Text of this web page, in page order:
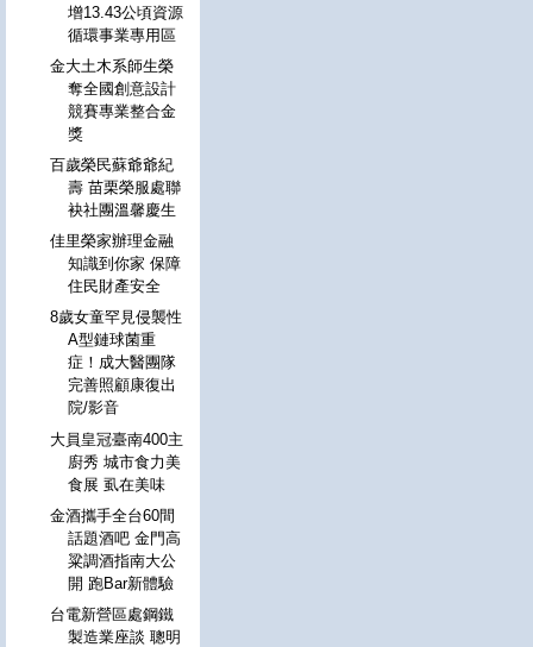
增13.43公頃資源
循環事業專用區
金大土木系師生榮
奪全國創意設計
競賽專業整合金
獎
百歲榮民蘇爺爺紀
壽 苗栗榮服處聯
袂社團溫馨慶生
佳里榮家辦理金融
知識到你家 保障
住民財產安全
8歲女童罕見侵襲性
A型鏈球菌重
症！成大醫團隊
完善照顧康復出
院/影音
大員皇冠臺南400主
廚秀 城市食力美
食展 虱在美味
金酒攜手全台60間
話題酒吧 金門高
粱調酒指南大公
開 跑Bar新體驗
台電新營區處鋼鐵
製造業座談 聰明